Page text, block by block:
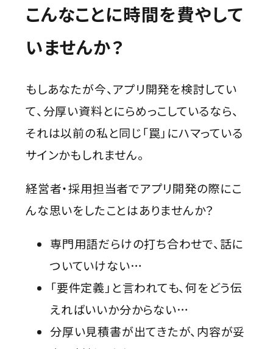
こんなことに時間を費やして
いませんか？
もしあなたが今、アプリ開発を検討してい
て、分厚い資料とにらめっこしているなら、
それは以前の私と同じ「罠」にハマっている
サインかもしれません。
経営者・採用担当者でアプリ開発の際にこ
んな思いをしたことはありませんか？
専門用語だらけの打ち合わせで、話に
ついていけない…
「要件定義」と言われても、何をどう伝
えればいいか分からない…
分厚い見積書が出てきたが、内容が妥